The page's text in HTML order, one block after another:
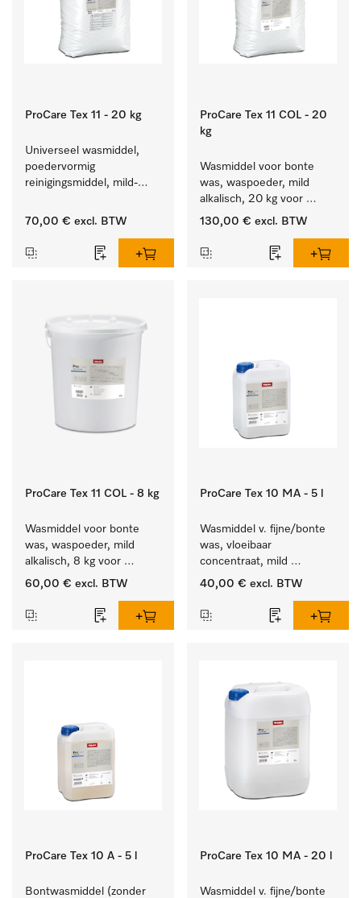
ProCare Tex 11 - 20 kg
Universeel wasmiddel,
poedervormig
reinigingsmiddel, mild-
reinigen van wit wasgoed
70,00 € excl. BTW
ProCare Tex 11 COL - 20
kg
Wasmiddel voor bonte
was, waspoeder, mild
alkalisch, 20 kg voor
behoud van kleur en
was.
130,00 € excl. BTW
ProCare Tex 11 COL - 8 kg
Wasmiddel voor bonte
was, waspoeder, mild
alkalisch, 8 kg voor
behoud van kleur en
was.
60,00 € excl. BTW
ProCare Tex 10 MA - 5 l
Wasmiddel v. fijne/bonte
was, vloeibaar
concentraat, mild
alkalisch, 5 l voor het
en gevoelig textiel.
40,00 € excl. BTW
ProCare Tex 10 A - 5 l
Bontwasmiddel (zonder
ProCare Tex 10 MA - 20 l
Wasmiddel v. fijne/bonte